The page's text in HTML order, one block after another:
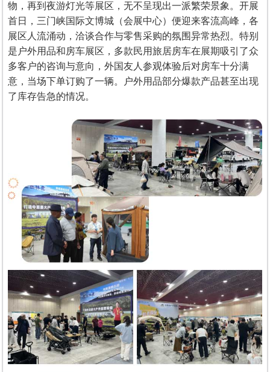
物，再到夜游灯光等展区，无不呈现出一派繁荣景象。开展
首日，三门峡国际文博城（会展中心）便迎来客流高峰，各
展区人流涌动，洽谈合作与零售采购的氛围异常热烈。特别
是户外用品和房车展区，多款民用旅居房车在展期吸引了众
多客户的咨询与意向，外国友人参观体验后对房车十分满
意，当场下单订购了一辆。户外用品部分爆款产品甚至出现
了库存告急的情况。